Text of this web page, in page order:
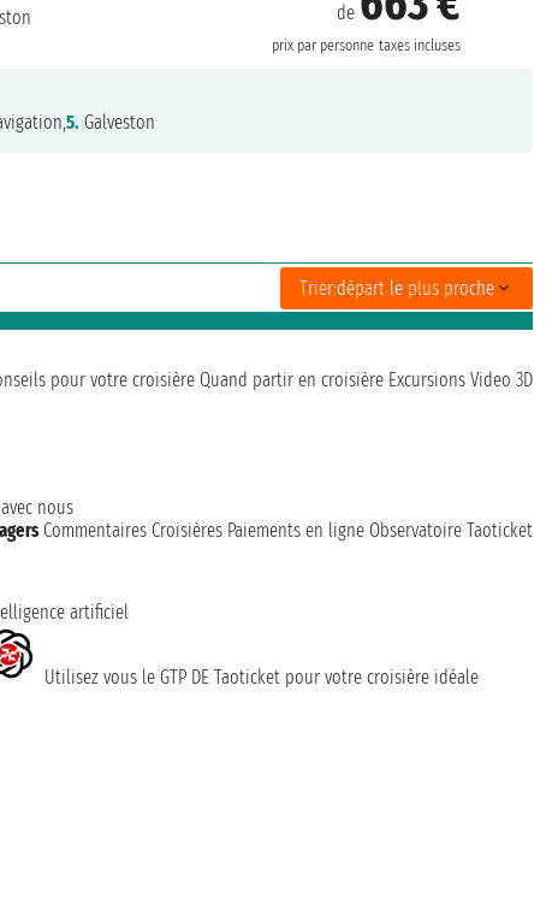
de
prix par personne taxes incluses
5. Galveston
Trier:départ le plus proche
pour votre croisière Quand partir en croisière Excursions Video 3D
nous
Commentaires Croisières Paiements en ligne Observatoire Taoticket
artificiel
Utilisez vous le GTP DE Taoticket pour votre croisière idéale